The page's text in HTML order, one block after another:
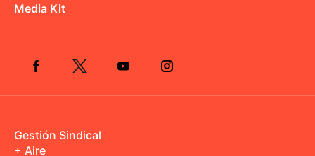
Media Kit
Gestión Sindical
+ Aire